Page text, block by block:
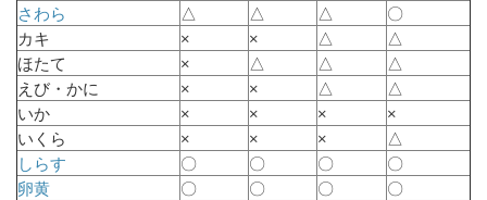
さわら
△ △ △
〇
カキ
× × △
△
ほたて
× △ △
△
えび・かに
× × △
△
いか
× × ×
×
いくら
× × ×
△
しらす
〇 〇 〇
〇
卵黄
〇 〇 〇
〇